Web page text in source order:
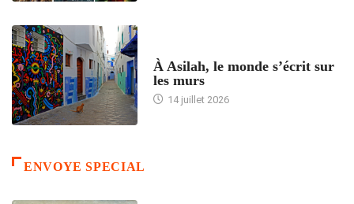
À Asilah, le monde s’écrit sur
les murs
14 juillet 2026
ENVOYE SPECIAL